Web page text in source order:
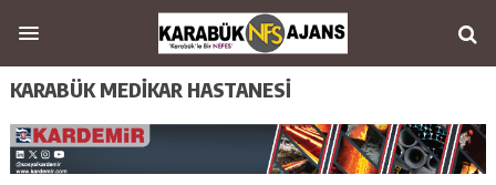
KARABÜK MEDİKAR HASTANESİ